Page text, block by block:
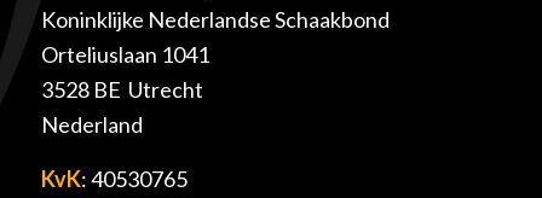
Koninklijke Nederlandse Schaakbond
Orteliuslaan 1041
3528 BE Utrecht
Nederland
KvK: 40530765